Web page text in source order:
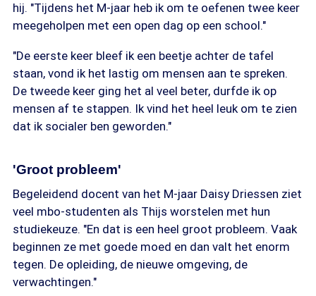
hij. "Tijdens het M-jaar heb ik om te oefenen twee keer
meegeholpen met een open dag op een school."
"De eerste keer bleef ik een beetje achter de tafel
staan, vond ik het lastig om mensen aan te spreken.
De tweede keer ging het al veel beter, durfde ik op
mensen af te stappen. Ik vind het heel leuk om te zien
dat ik socialer ben geworden."
'Groot probleem'
Begeleidend docent van het M-jaar Daisy Driessen ziet
veel mbo-studenten als Thijs worstelen met hun
studiekeuze. "En dat is een heel groot probleem. Vaak
beginnen ze met goede moed en dan valt het enorm
tegen. De opleiding, de nieuwe omgeving, de
verwachtingen."